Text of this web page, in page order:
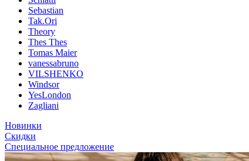
Sebastian
Tak.Ori
Theory
Thes Thes
Tomas Maier
vanessabruno
VILSHENKO
Windsor
YesLondon
Zagliani
Новинки
Скидки
Специальное предложение